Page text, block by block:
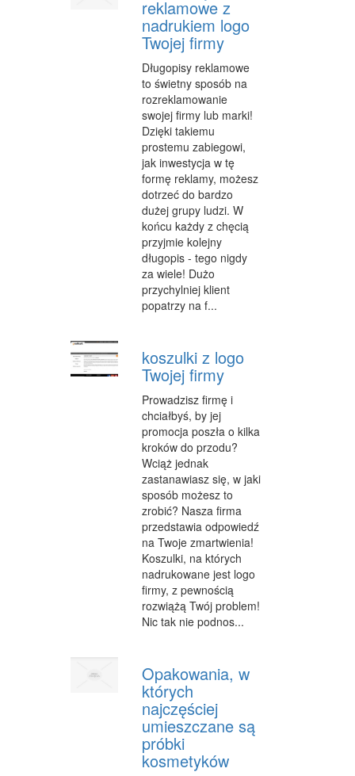
FABRYKACJA
INFORMATYCZNE
RESTAURACJE, CATERING
FOTOGRAFIA
ADWOKACI, PORADY PRAWNE
SPRZĄTANIE, PORZĄDKOWANIE
SERWIS
OPIEKA
INNE USŁUGI
NOCLEGI
PODRÓŻE
WYPOCZYNEK
ODNOWA BIOLOGICZNA
DIETETYKA, ODCHUDZANIE
KOSMETYKI
LECZENIE
SALONY KOSMETYCZNE
SPRZĘT MEDYCZNY
STRONY WWW
OPROGRAMOWANIE
reklamowe z
nadrukiem logo
Twojej firmy
Długopisy reklamowe
to świetny sposób na
rozreklamowanie
swojej firmy lub marki!
Dzięki takiemu
prostemu zabiegowi,
jak inwestycja w tę
formę reklamy, możesz
dotrzeć do bardzo
dużej grupy ludzi. W
końcu każdy z chęcią
przyjmie kolejny
długopis - tego nigdy
za wiele! Dużo
przychylniej klient
popatrzy na f...
koszulki z logo
Twojej firmy
Prowadzisz firmę i
chciałbyś, by jej
promocja poszła o kilka
kroków do przodu?
Wciąż jednak
zastanawiasz się, w jaki
sposób możesz to
zrobić? Nasza firma
przedstawia odpowiedź
na Twoje zmartwienia!
Koszulki, na których
nadrukowane jest logo
firmy, z pewnością
rozwiążą Twój problem!
Nic tak nie podnos...
Opakowania, w
których
najczęściej
umieszczane są
próbki
kosmetyków